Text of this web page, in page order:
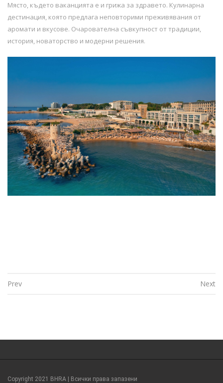
Място, където ваканцията е и грижа за здравето. Кулинарна
дестинация, която предлага неповторими преживявания от
аромати и вкусове. Очарователна съвкупност от традиции,
история, новаторство и модерни решения.
Prev Next
Copyright 2021 BHRA | Всички права запазени